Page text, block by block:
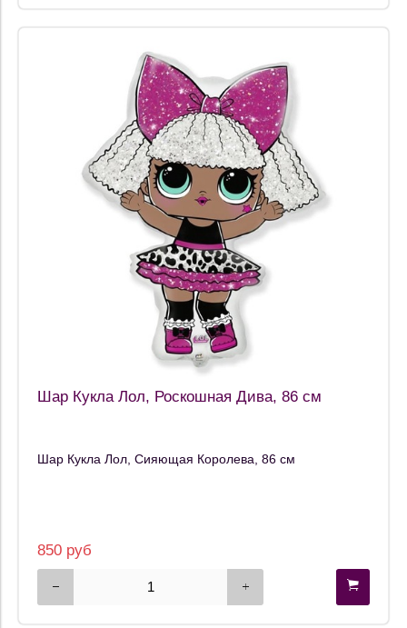
Шар Кукла Лол, Роскошная Дива, 86 см
Шар Кукла Лол, Сияющая Королева, 86 см
850 руб